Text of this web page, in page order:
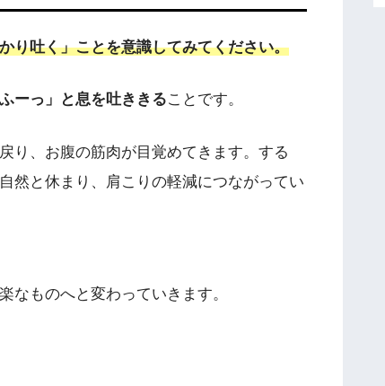
り吐く」ことを意識してみてください。
ーっ」と息を吐ききることです。
り、お腹の筋肉が目覚めてきます。する
然と休まり、肩こりの軽減につながってい
なものへと変わっていきます。